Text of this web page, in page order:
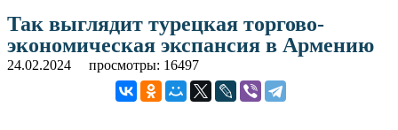
Так выглядит турецкая торгово-
экономическая экспансия в Армению
24.02.2024 просмотры: 16497